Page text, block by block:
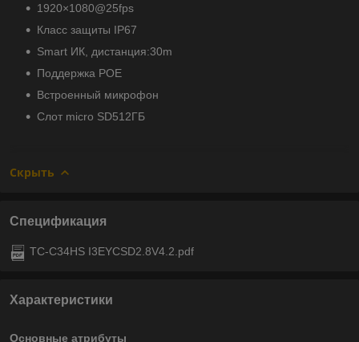
1920×1080@25fps
Класс защиты IP67
Smart ИК, дистанция:30m
Поддержка POE
Встроенный микрофон
Слот micro SD512ГБ
Скрыть
Спецификация
TC-C34HS I3EYCSD2.8V4.2.pdf
Характеристики
Основные атрибуты